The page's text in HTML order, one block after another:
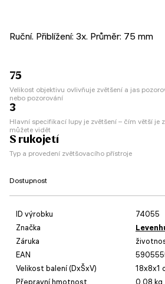
Ruční. Přiblížení: 3x. Průměr: 75 mm
75
Velikost objektivu ovlivňuje zvětšení a jas
nebo pozorování
3
Hlavní specifikací lupy je zvětšení – čím větší je
můžete vidět
S rukojetí
Typ a provedení zvětšovacího přístroje
Dostupnost
ID výrobku
74055
Značka
Záruka
EAN
Velikost balení (DxŠxV)
18x8x1
Přepravní hmotnost
0.08 kg